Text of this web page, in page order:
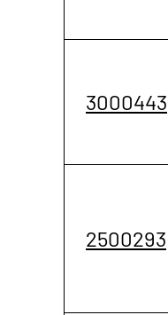
3000443
2500293